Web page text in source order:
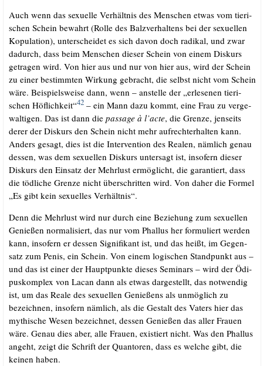
Auch wenn das sexu­el­le Ver­hält­nis des Men­schen etwas vom tie­ri­
schen Schein bewahrt (Rol­le des Balz­ver­hal­tens bei der sexu­el­len
Kopu­la­ti­on), unter­schei­det es sich davon doch radi­kal, und zwar
dadurch, dass beim Men­schen die­ser Schein von einem Dis­kurs
getra­gen wird. Von hier aus und nur von hier aus, wird der Schein
zu einer bestimm­ten Wir­kung gebracht, die selbst nicht vom Schein
wäre. Bei­spiels­wei­se dann, wenn – anstel­le der „erle­se­nen tie­ri­
schen Höf­lich­keit“42– ein Mann dazu kommt, eine Frau zu ver­ge­
wal­ti­gen. Das ist dann die pas­sa­ge à l’acte, die Gren­ze, jen­seits
derer der Dis­kurs den Schein nicht mehr auf­recht­erhal­ten kann.
Anders gesagt, dies ist die Inter­ven­ti­on des Rea­len, näm­lich genau
des­sen, was dem sexu­el­len Dis­kurs unter­sagt ist, inso­fern die­ser
Dis­kurs den Ein­satz der Mehr­lust ermög­licht, die garan­tiert, dass
die töd­li­che Gren­ze nicht über­schrit­ten wird. Von daher die For­mel
„Es gibt kein sexu­el­les Ver­hält­nis“.
Denn die Mehr­lust wird nur durch eine Bezie­hung zum sexu­el­len
Genie­ßen nor­ma­li­siert, das nur vom Phal­lus her for­mu­liert wer­den
kann, inso­fern er des­sen Signi­fi­kant ist, und das heißt, im Gegen­
satz zum Penis, ein Schein. Von einem logi­schen Stand­punkt aus –
und das ist einer der Haupt­punk­te die­ses Semi­nars – wird der Ödi­
pus­kom­plex von Lacan dann als etwas dar­ge­stellt, das not­wen­dig
ist, um das Rea­le des sexu­el­len Genie­ßens als unmög­lich zu
bezeich­nen, inso­fern näm­lich, als die Gestalt des Vaters hier das
mythi­sche Wesen bezeich­net, des­sen Genie­ßen das aller Frau­en
wäre. Genau dies aber, alle Frau­en, exis­tiert nicht. Was den Phal­lus
angeht, zeigt die Schrift der Quan­to­ren, dass es wel­che gibt, die
kei­nen haben.